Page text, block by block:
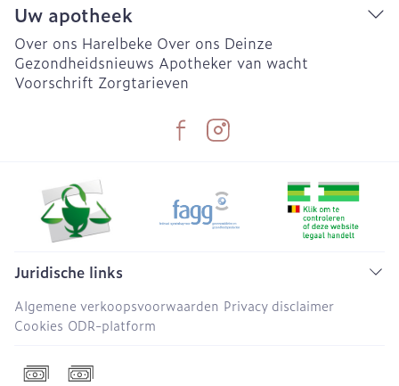
Uw apotheek
Over ons Harelbeke Over ons Deinze
Gezondheidsnieuws Apotheker van wacht
Voorschrift Zorgtarieven
Juridische links
Algemene verkoopsvoorwaarden Privacy disclaimer
Cookies ODR-platform